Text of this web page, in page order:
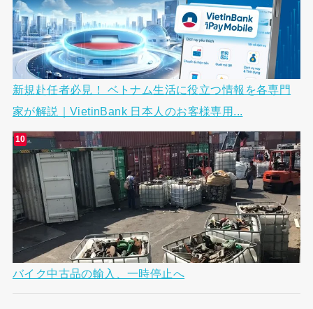
新規赴任者必見！ ベトナム生活に役立つ情報を各専門
家が解説｜VietinBank 日本人のお客様専用...
バイク中古品の輸入、一時停止へ